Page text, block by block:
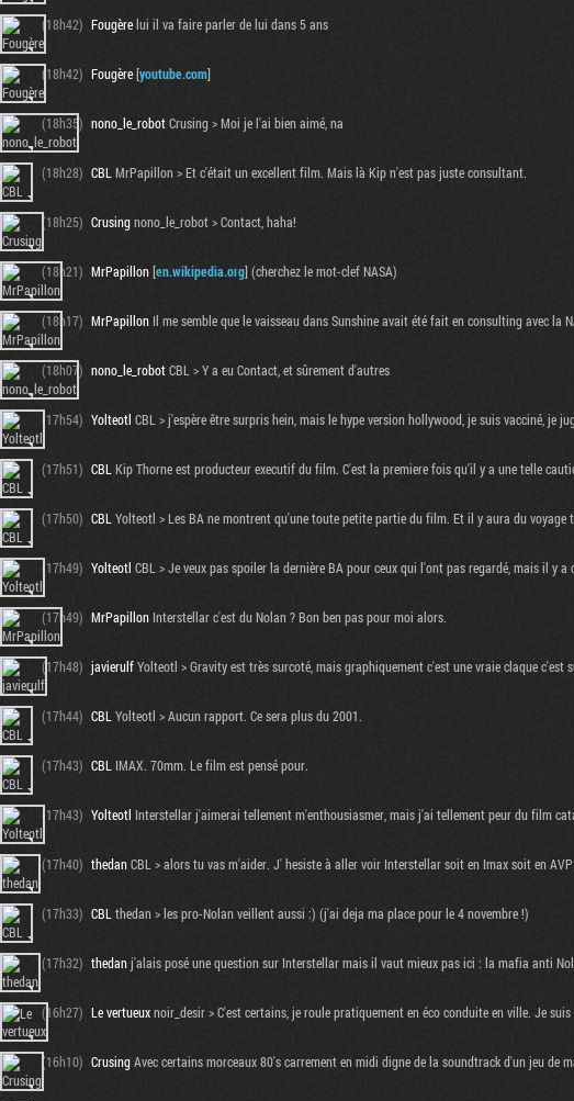
(18h42) Fougèrelui il va faire parler de lui dans 5 ans
(18h42) Fougère[youtube.com]
(18h35) nono_le_robotCrusing > Moi je l'ai bien aimé, na
(18h28) CBL MrPapillon > Et c'était un excellent film. Mais là Kip n'est pas juste consultant.
(18h25) Crusingnono_le_robot > Contact, haha!
(18h21) MrPapillon[en.wikipedia.org] (cherchez le mot-clef NASA)
(18h17) MrPapillon Il me semble que le vaisseau dans Sunshine avait été fait en consulting avec la
(18h07) nono_le_robotCBL > Y a eu Contact, et sûrement d'autres
(17h54) Yolteotl CBL > j'espère être surpris hein, mais le hype version hollywood, je suis vacciné, je
(17h51) CBL Kip Thorne est producteur executif du film. C'est la premiere fois qu'il y a une telle
(17h50) CBL Yolteotl > Les BA ne montrent qu'une toute petite partie du film. Et il y aura du voyage
(17h49) Yolteotl CBL > Je veux pas spoiler la dernière BA pour ceux qui l'ont pas regardé, mais il y
(17h49) MrPapillon Interstellar c'est du Nolan ? Bon ben pas pour moi alors.
(17h48) javierulfYolteotl > Gravity est très surcoté, mais graphiquement c'est une vraie claque c'est
(17h44) CBL Yolteotl > Aucun rapport. Ce sera plus du 2001.
(17h43) CBL IMAX. 70mm. Le film est pensé pour.
(17h43) Yolteotl Interstellar j'aimerai tellement m'enthousiasmer, mais j'ai tellement peur du film
(17h40) thedanCBL > alors tu vas m'aider. J' hesiste à aller voir Interstellar soit en Imax soit en
(17h33) CBL thedan > les pro-Nolan veillent aussi :) (j'ai deja ma place pour le 4 novembre !)
(17h32) thedanj'alais posé une question sur Interstellar mais il vaut mieux pas ici : la mafia anti
(16h27) Le vertueuxnoir_desir > C'est certains, je roule pratiquement en éco conduite en ville. Je suis
(16h10) CrusingAvec certains morceaux 80's carrement en midi digne de la soundtrack d'un jeu de